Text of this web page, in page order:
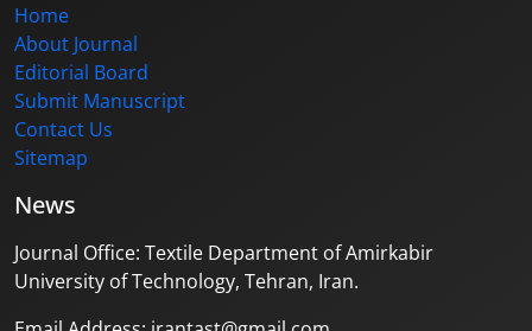
Home
About Journal
Editorial Board
Submit Manuscript
Contact Us
Sitemap
News
Journal Office: Textile Department of Amirkabir
University of Technology, Tehran, Iran.